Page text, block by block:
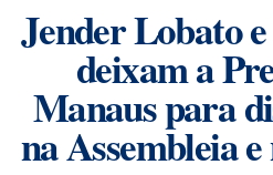
Jender Lobato
deixam a
Manaus para
na Assembleia